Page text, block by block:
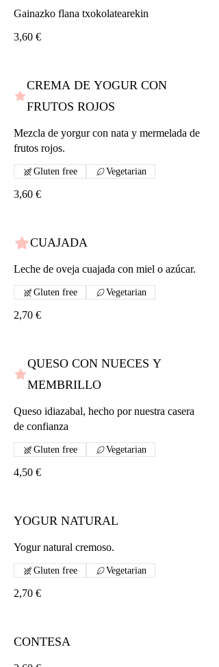
Gainazko flana txokolatearekin
3,60 €
CREMA DE YOGUR CON
FRUTOS ROJOS
Mezcla de yorgur con nata y mermelada de
frutos rojos.
3,60 €
Gluten free Vegetarian
CUAJADA
Leche de oveja cuajada con miel o azúcar.
2,70 €
Gluten free Vegetarian
QUESO CON NUECES Y
MEMBRILLO
Queso idiazabal, hecho por nuestra casera
de confianza
4,50 €
Gluten free Vegetarian
YOGUR NATURAL
Yogur natural cremoso.
2,70 €
Gluten free Vegetarian
CONTESA